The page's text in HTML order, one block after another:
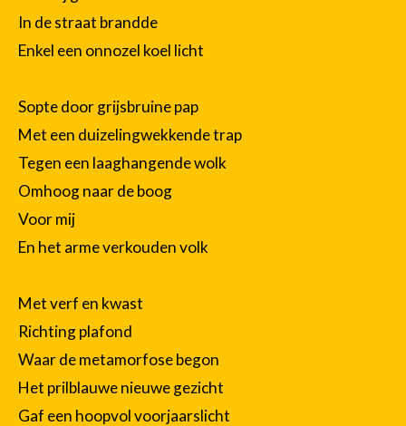
In de straat brandde
Enkel een onnozel koel licht
Sopte door grijsbruine pap
Met een duizelingwekkende trap
Tegen een laaghangende wolk
Omhoog naar de boog
Voor mij
En het arme verkouden volk
Met verf en kwast
Richting plafond
Waar de metamorfose begon
Het prilblauwe nieuwe gezicht
Gaf een hoopvol voorjaarslicht